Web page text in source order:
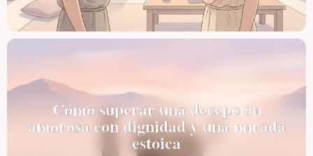
Cómo superar una decepción
amorosa con dignidad y una mirada
estoica